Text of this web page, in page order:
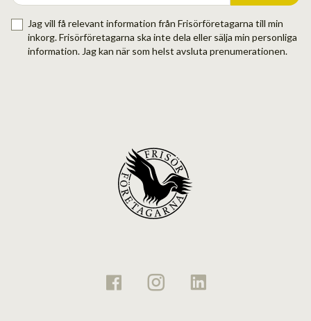
Jag vill få relevant information från Frisörföretagarna till min
inkorg. Frisörföretagarna ska inte dela eller sälja min personliga
information. Jag kan när som helst avsluta prenumerationen.